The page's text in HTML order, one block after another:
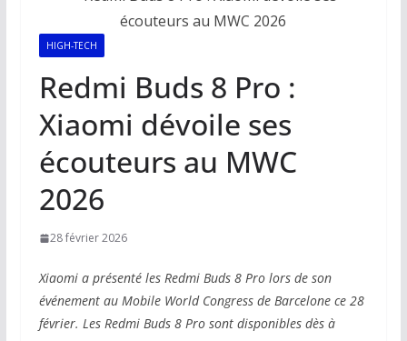
HIGH-TECH
Redmi Buds 8 Pro :
Xiaomi dévoile ses
écouteurs au MWC
2026
28 février 2026
Xiaomi a présenté les Redmi Buds 8 Pro lors de son
événement au Mobile World Congress de Barcelone ce 28
février. Les Redmi Buds 8 Pro sont disponibles dès à